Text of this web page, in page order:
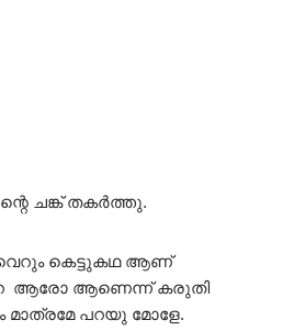
ചങ്ക് തകർത്തു.
കെട്ടുകഥ ആണ്
ആരോ ആണെന്ന് കരുതി
മാത്രമേ പറയു മോളേ.